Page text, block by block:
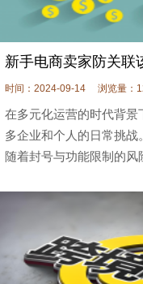
新手电商卖家防关联
时间：2024-09-14 浏览量：
在多元化运营的时代背
多企业和个人的日常挑
随着封号与功能限制的
务器)与电商浏览器作为两